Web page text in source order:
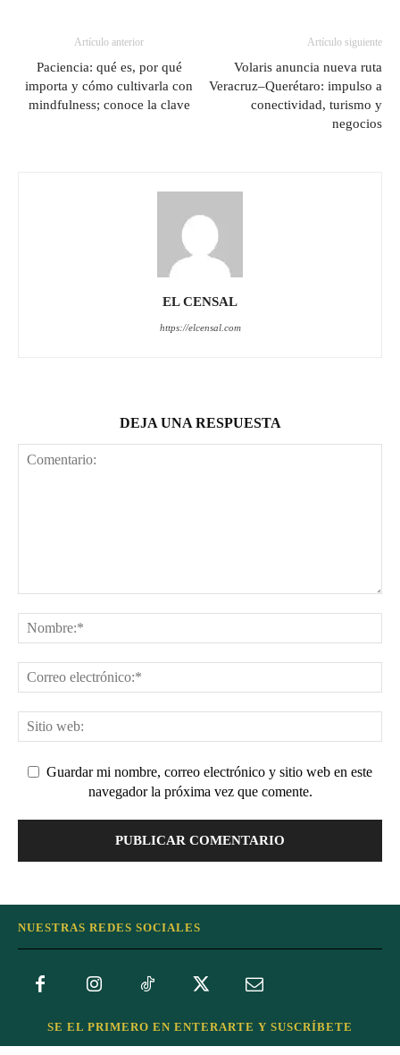
Artículo anterior
Paciencia: qué es, por qué
importa y cómo cultivarla con
mindfulness; conoce la clave
Artículo siguiente
Volaris anuncia nueva ruta
Veracruz–Querétaro: impulso a
conectividad, turismo y
negocios
EL CENSAL
https://elcensal.com
DEJA UNA RESPUESTA
Guardar mi nombre, correo electrónico y sitio web en este
navegador la próxima vez que comente.
NUESTRAS REDES SOCIALES
SE EL PRIMERO EN ENTERARTE Y SUSCRÍBETE